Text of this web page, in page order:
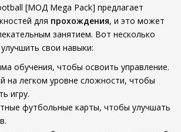
[МОД Mega Pack] предлагает
для прохождения, и это может
занятием. Вот несколько
свои навыки:
обучения, чтобы освоить управление.
на легком уровне сложности, чтобы
игру.
футбольные карты, чтобы улучшать